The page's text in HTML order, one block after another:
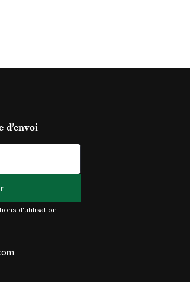
d’envoi
d'utilisation